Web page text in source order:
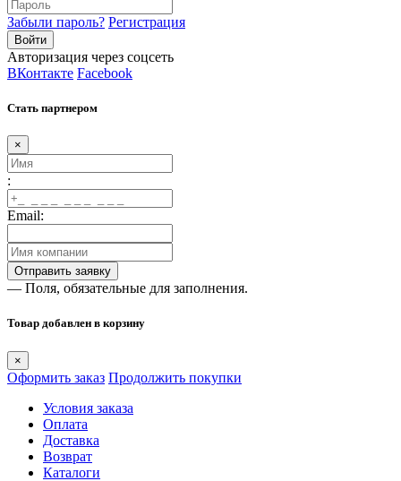
Забыли пароль? Регистрация
Авторизация через соцсеть
ВКонтакте Facebook
Стать партнером
×
:
Email:
— Поля, обязательные для заполнения.
Товар добавлен в корзину
×
Оформить заказ Продолжить покупки
Условия заказа
Оплата
Доставка
Возврат
Каталоги